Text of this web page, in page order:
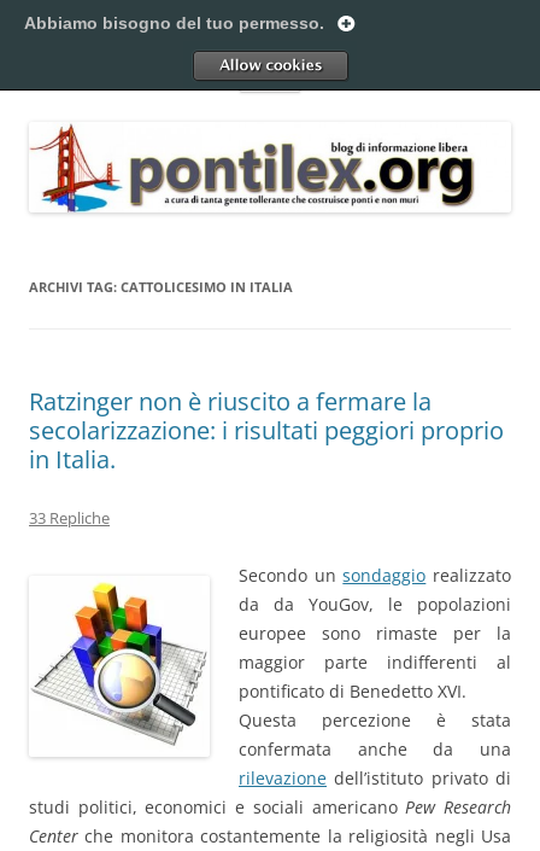
al
Pontilex
Menu
ARCHIVI TAG: CATTOLICESIMO IN ITALIA
Ratzinger non è riuscito a fermare la
secolarizzazione: i risultati peggiori proprio
in Italia.
33 Repliche
Secondo unsondaggio realizzato
da da YouGov, le popolazioni
europee sono rimaste per la
maggior parte indifferenti al
pontificato di Benedetto XVI.
Questa percezione è stata
confermata anche da una
rilevazione dell’istituto privato di
studi politici, economici e sociali americanoPew Research
Center che monitora costantemente la religiosità negli Usa
Abbiamo bisogno del tuo permesso.